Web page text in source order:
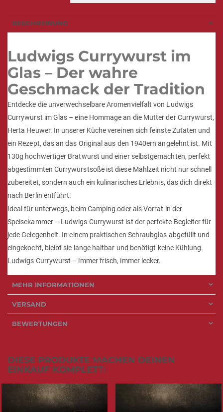
BESCHREIBUNG
Ludwigs Currywurst im
Glas – Der wahre
Geschmack der Tradition
Entdecke die unverwechselbare Aromenvielfalt von Ludwigs
Currywurst im Glas – eine Hommage an die Mutter der Currywurst,
Herta Heuwer. In unserer Küche vereinen sich feinste Zutaten und
ein Rezept, das an das Original aus den 1940ern angelehnt ist. Mit
130g hochwertiger Bratwurst und einer selbstgemachten, perfekt
abgestimmten Currywurstsoße ist diese Mahlzeit nicht nur schnell
zubereitet, sondern auch ein kulinarisches Erlebnis, das dich direkt
nach Berlin entführt.
Ideal für unterwegs, beim Camping oder als Vorrat in der
Speisekammer – Ludwigs Currywurst ist der perfekte Begleiter für
jede Gelegenheit. In einem praktischen Schraubglas abgefüllt und
eingekocht, bleibt sie lange haltbar und benötigt keine Kühlung.
Ludwigs Currywurst – immer frisch, immer lecker.
MEHR INFORMATIONEN
VERSAND
BEWERTUNGEN
DIESE PRODUKTE MACHEN DEINEN
EINKAUF KOMPLETT: